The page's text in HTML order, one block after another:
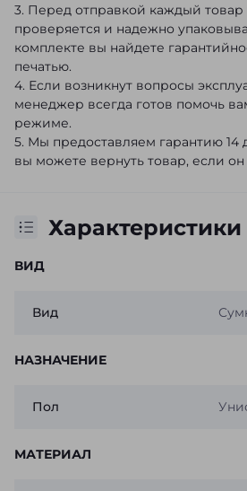
3. Перед отправкой каждый товар
проверяется и надежно
комплекте вы найдете
печатью.
4. Если возникнут вопросы
менеджер всегда готов помочь
режиме.
5. Мы предоставляем гарантию 14
вы можете вернуть товар, если
Характеристики
ВИД
Вид
НАЗНАЧЕНИЕ
Пол
МАТЕРИАЛ